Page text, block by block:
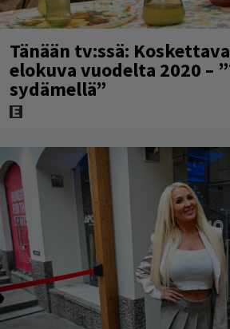
Tänään tv:ssä:
elokuva vuodelta 2020 –
sydämellä”